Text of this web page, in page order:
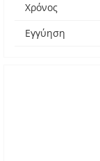
Χρόνος
Εγγύηση